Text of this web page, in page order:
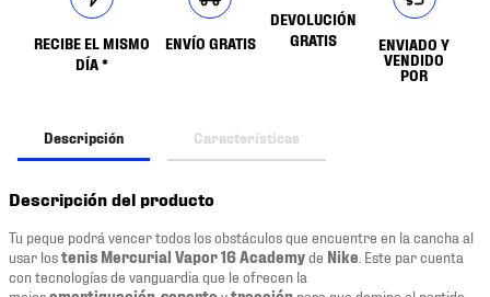
RECIBE EL MISMO
DÍA *
ENVÍO GRATIS
DEVOLUCIÓN
GRATIS
ENVIADO Y
VENDIDO
POR
Descripción Características
Descripción del producto
Tu peque podrá vencer todos los obstáculos que encuentre en la cancha al
usar lostenis Mercurial Vapor 16 Academyde Nike . Este par cuenta
con tecnologías de vanguardia que le ofrecen la